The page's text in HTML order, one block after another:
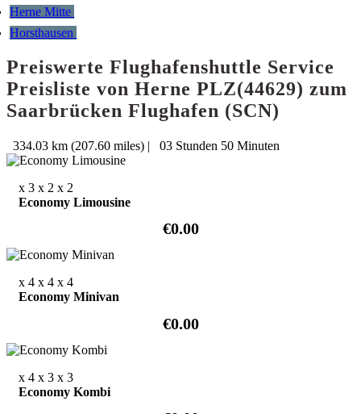
Herne Mitte
Horsthausen
Preiswerte Flughafenshuttle Service
Preisliste von Herne PLZ(44629) zum
Saarbrücken Flughafen (SCN)
334.03 km (207.60 miles) | 03 Stunden 50 Minuten
x 3 x 2 x 2
Economy Limousine
€0.00
x 4 x 4 x 4
Economy Minivan
€0.00
x 4 x 3 x 3
Economy Kombi